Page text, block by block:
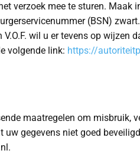
verzoek mee te sturen. Maak
(BSN)
wil u er tevens op wijzen
volgende link: https://
maatregelen om misbruik,
gegevens niet goed